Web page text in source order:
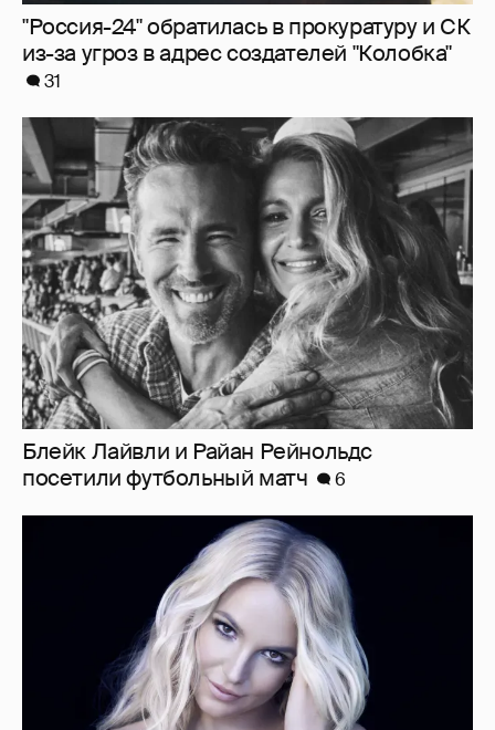
Блейк Лайвли и Райан Рейнольдс
посетили футбольный матч
6
"Я ангел, и это больно". Бритни Спирс
раскритиковала родителей, шоу-бизнес и
себя — за то, что "провалилась как мать"